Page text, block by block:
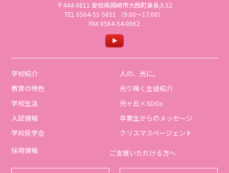
〒444-0811 愛知県岡崎市大西町奥長入52
TEL 0564-51-5651 （9:00〜17:00）
FAX 0564-54-0062
学校紹介
教育の特色
学校生活
入試情報
学校見学会
人の、光に。
光り輝く生徒紹介
光ヶ丘×SDGs
卒業生からのメッセージ
クリスマスページェント
採用情報
ご支援いただける方へ